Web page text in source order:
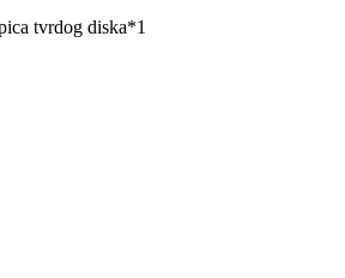
tvrdog diska*1